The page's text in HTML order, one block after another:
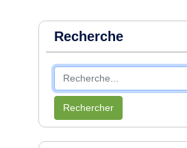
Recherche
Rechercher